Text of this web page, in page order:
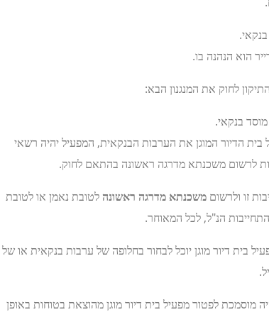
לחוק את המנגנון הבא:
בנקאי.
בית הדיור המוגן את הערבות הבנקאית, המפעיל יהיה רשאי
לרשום משכנתא מדרגה ראשונה בהתאם לחוק.
זו ולרשום משכנתא מדרגה ראשונה לטובת נאמן או לטובת
הנ"ל, לכל המאוחר.
בית דיור מוגן יוכל לבחור בחלופה של ערבות בנקאית או של
לפטור מפעיל בית דיור מוגן מהוצאת בטוחות באופן